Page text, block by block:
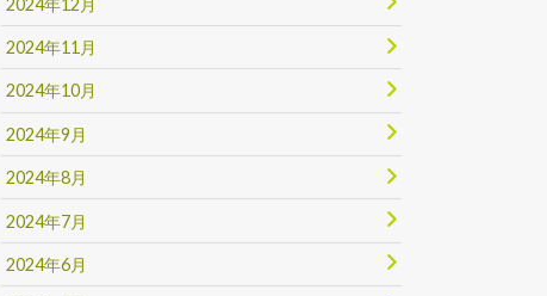
2024年11月
2024年10月
2024年9月
2024年8月
2024年7月
2024年6月